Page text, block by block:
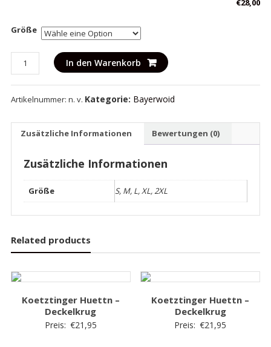
€28,00
Größe
Poloshirt
Bayerwoid
(Herren)
Menge
In den Warenkorb
Artikelnummer: n. v. Kategorie: Bayerwoid
Zusätzliche Informationen Bewertungen (0)
Zusätzliche Informationen
Größe S, M, L, XL, 2XL
Related products
Koetztinger Huettn –
Deckelkrug
Preis: €21,95
Koetztinger Huettn –
Deckelkrug
Preis: €21,95